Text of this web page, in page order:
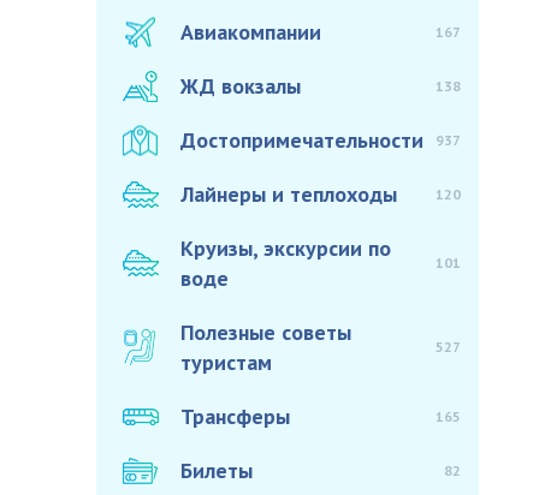
Авиакомпании 167
ЖД вокзалы 138
Достопримечательности 937
Лайнеры и теплоходы 120
Круизы, экскурсии по
воде
101
Полезные советы
туристам
527
Трансферы 165
Билеты 82